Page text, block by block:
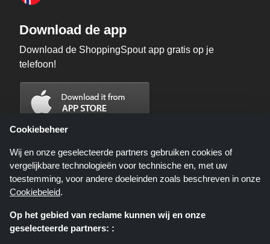
Download de app
Download de ShoppingSpout app gratis op je
telefoon!
Shoppingspout.nl is een website die u deals, kortingen en kortingscodes
Cookiebeheer
Wij en onze geselecteerde partners gebruiken cookies of
vergelijkbare technologieën voor technische en, met uw
toestemming, voor andere doeleinden zoals beschreven in onze
Cookiebeleid.
Op het gebied van reclame kunnen wij en onze
geselecteerde partners: :